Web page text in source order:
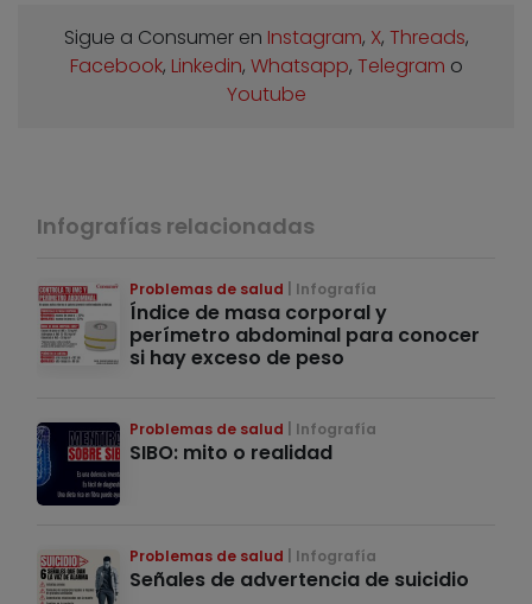
Sigue a Consumer en Instagram, X, Threads,
Facebook, Linkedin, Whatsapp, Telegram o
Youtube
Infografías relacionadas
Problemas de salud Infografía
Índice de masa corporal y
perímetro abdominal para conocer
si hay exceso de peso
Problemas de salud Infografía
SIBO: mito o realidad
Problemas de salud Infografía
Señales de advertencia de suicidio